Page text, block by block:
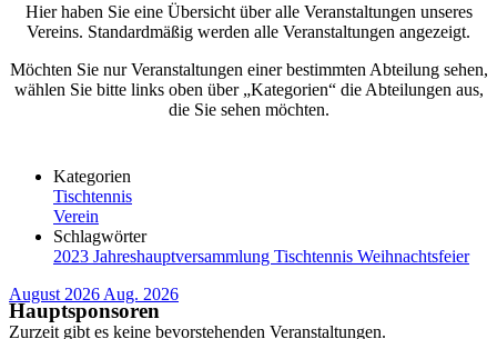
Hier haben Sie eine Übersicht über alle Veranstaltungen unseres
Vereins. Standardmäßig werden alle Veranstaltungen angezeigt.
Möchten Sie nur Veranstaltungen einer bestimmten Abteilung sehen,
wählen Sie bitte links oben über „Kategorien“ die Abteilungen aus,
die Sie sehen möchten.
Kategorien
Tischtennis
Verein
Schlagwörter
2023 Jahreshauptversammlung Tischtennis Weihnachtsfeier
August 2026 Aug. 2026
Zurzeit gibt es keine bevorstehenden Veranstaltungen.
Hauptsponsoren